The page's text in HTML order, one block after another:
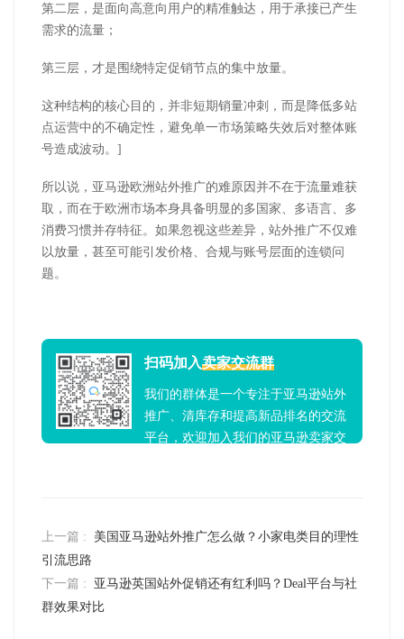
第二层，是面向高意向用户的精准触达，用于承接已产生
需求的流量；
第三层，才是围绕特定促销节点的集中放量。
这种结构的核心目的，并非短期销量冲刺，而是降低多站
点运营中的不确定性，避免单一市场策略失效后对整体账
号造成波动。]
所以说，亚马逊欧洲站外推广的难原因并不在于流量难获
取，而在于欧洲市场本身具备明显的多国家、多语言、多
消费习惯并存特征。如果忽视这些差异，站外推广不仅难
以放量，甚至可能引发价格、合规与账号层面的连锁问
题。
扫码加入卖家交流群
我们的群体是一个专注于亚马逊站外
推广、清库存和提高新品排名的交流
平台，欢迎加入我们的亚马逊卖家交
上一篇 :
美国亚马逊站外推广怎么做？小家电类目的理性
引流思路
下一篇 :
亚马逊英国站外促销还有红利吗？Deal平台与社
群效果对比